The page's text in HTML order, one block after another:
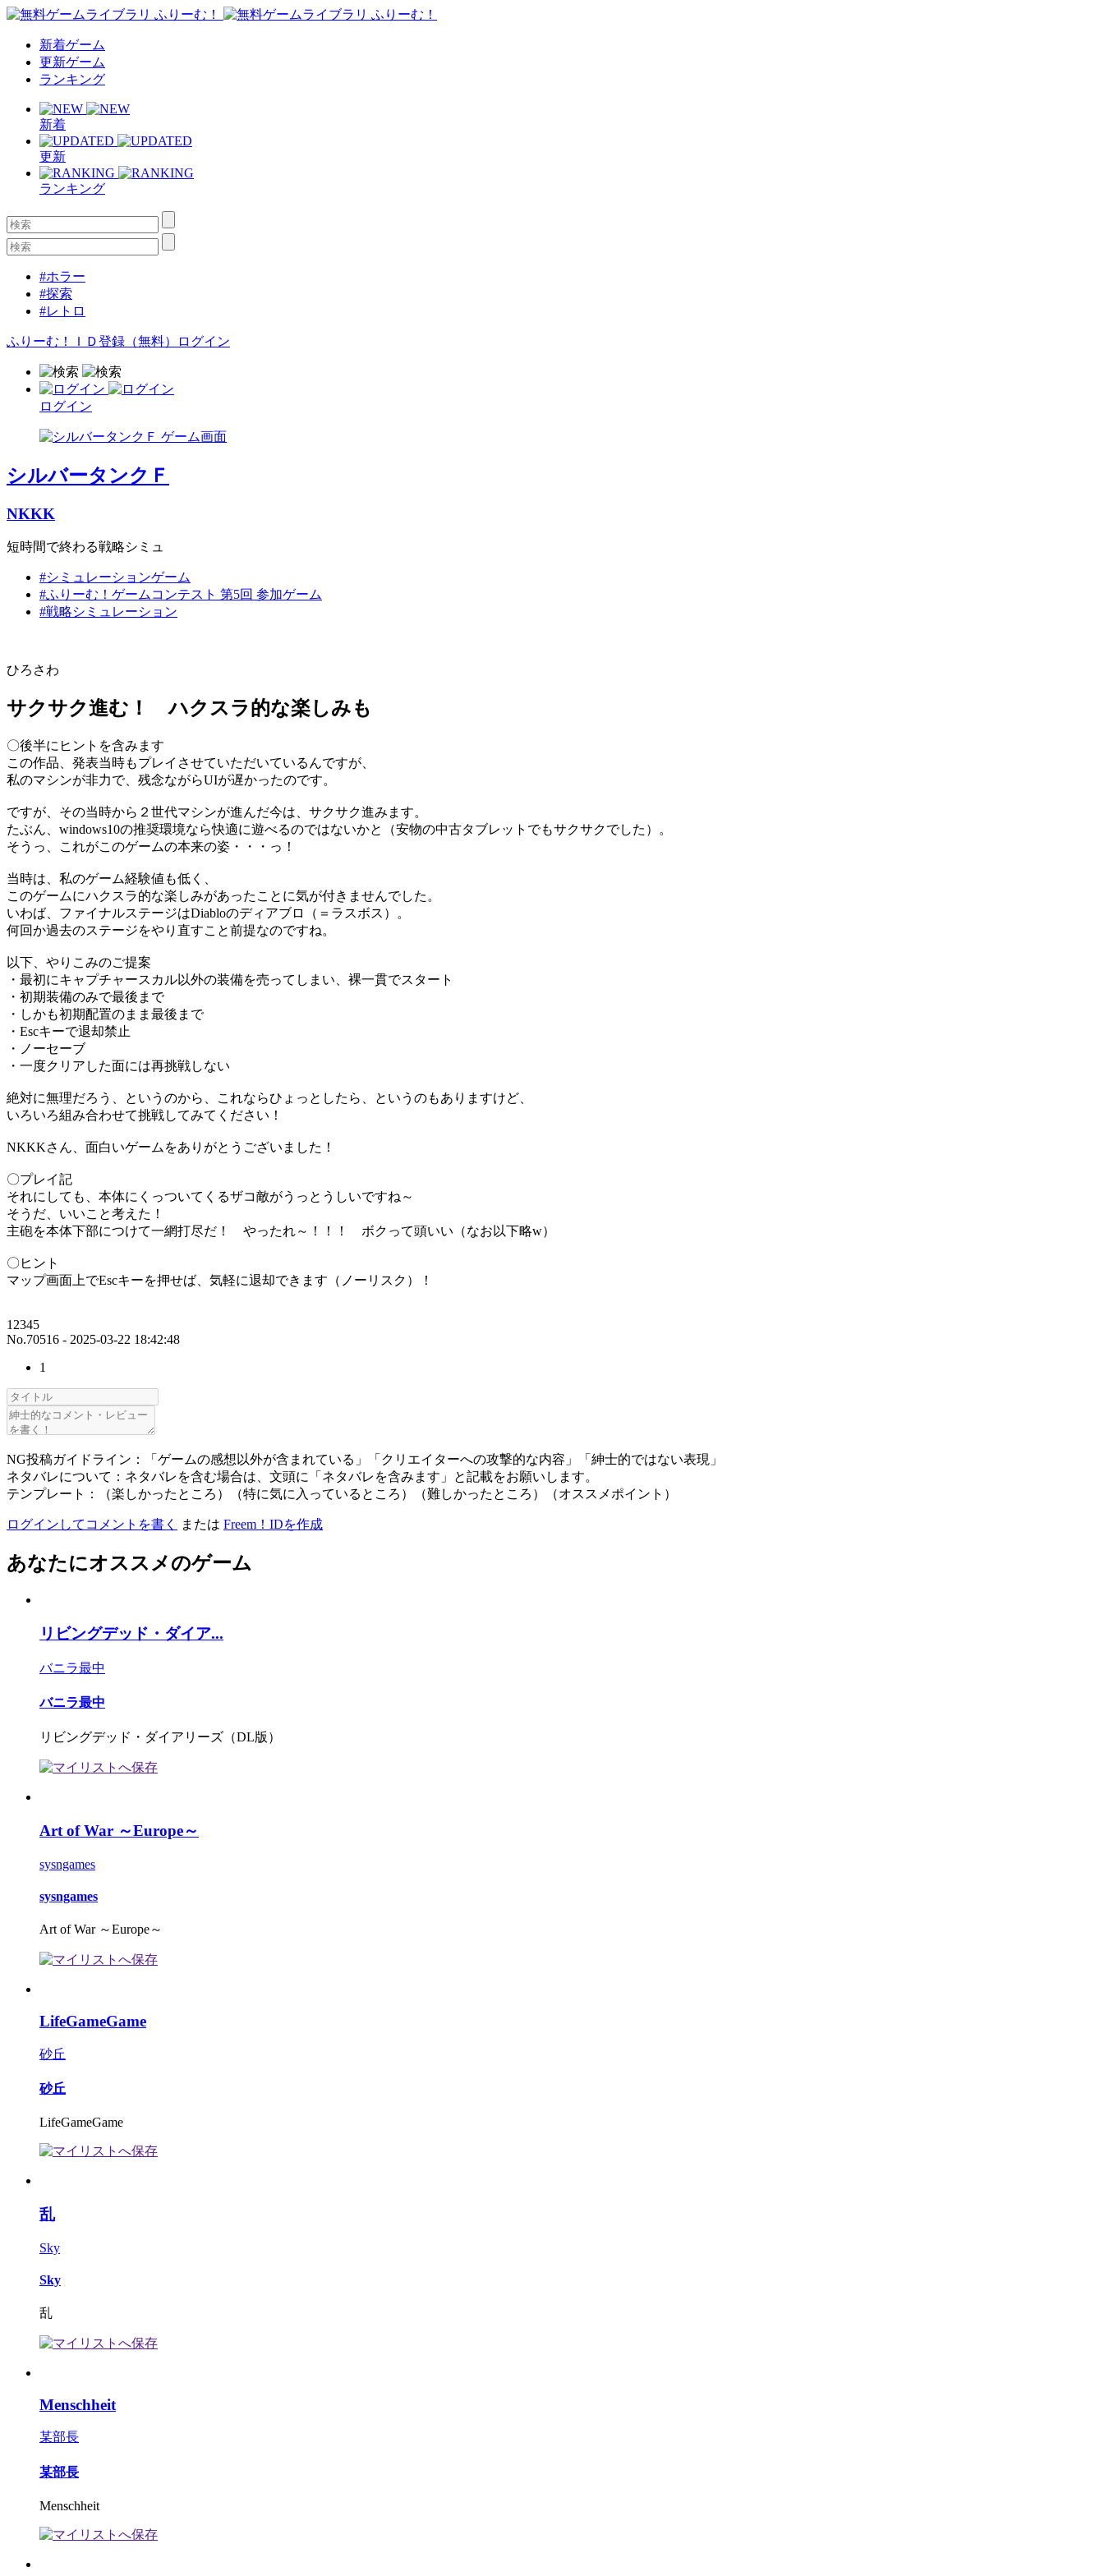
新着ゲーム
更新ゲーム
ランキング
新着
更新
ランキング
#ホラー
#探索
#レトロ
ふりーむ！ＩＤ登録（無料） ログイン
ログイン
シルバータンクＦ
NKKK
短時間で終わる戦略シミュ
#シミュレーションゲーム
#ふりーむ！ゲームコンテスト 第5回 参加ゲーム
#戦略シミュレーション
ひろさわ
サクサク進む！ ハクスラ的な楽しみも
〇後半にヒントを含みます
この作品、発表当時もプレイさせていただいているんですが、
私のマシンが非力で、残念ながらUIが遅かったのです。
ですが、その当時から２世代マシンが進んだ今は、サクサク進みます。
たぶん、windows10の推奨環境なら快適に遊べるのではないかと（安物の中古タブレットでもサクサクでした）。
そうっ、これがこのゲームの本来の姿・・・っ！
当時は、私のゲーム経験値も低く、
このゲームにハクスラ的な楽しみがあったことに気が付きませんでした。
いわば、ファイナルステージはDiabloのディアブロ（＝ラスボス）。
何回か過去のステージをやり直すこと前提なのですね。
以下、やりこみのご提案
・最初にキャプチャースカル以外の装備を売ってしまい、裸一貫でスタート
・初期装備のみで最後まで
・しかも初期配置のまま最後まで
・Escキーで退却禁止
・ノーセーブ
・一度クリアした面には再挑戦しない
絶対に無理だろう、というのから、これならひょっとしたら、というのもありますけど、
いろいろ組み合わせて挑戦してみてください！
NKKKさん、面白いゲームをありがとうございました！
〇プレイ記
それにしても、本体にくっついてくるザコ敵がうっとうしいですね～
そうだ、いいこと考えた！
主砲を本体下部につけて一網打尽だ！ やったれ～！！！ ボクって頭いい（なお以下略w）
〇ヒント
マップ画面上でEscキーを押せば、気軽に退却できます（ノーリスク）！
12345
No.70516 - 2025-03-22 18:42:48
1
NG投稿ガイドライン：「ゲームの感想以外が含まれている」「クリエイターへの攻撃的な内容」「紳士的ではない表現」
ネタバレについて：ネタバレを含む場合は、文頭に「ネタバレを含みます」と記載をお願いします。
テンプレート：（楽しかったところ）（特に気に入っているところ）（難しかったところ）（オススメポイント）
ログインしてコメントを書く または Freem！IDを作成
あなたにオススメのゲーム
リビングデッド・ダイア...
バニラ最中
バニラ最中
リビングデッド・ダイアリーズ（DL版）
Art of War ～Europe～
sysngames
sysngames
Art of War ～Europe～
LifeGameGame
砂丘
砂丘
LifeGameGame
乱
Sky
Sky
乱
Menschheit
某部長
某部長
Menschheit